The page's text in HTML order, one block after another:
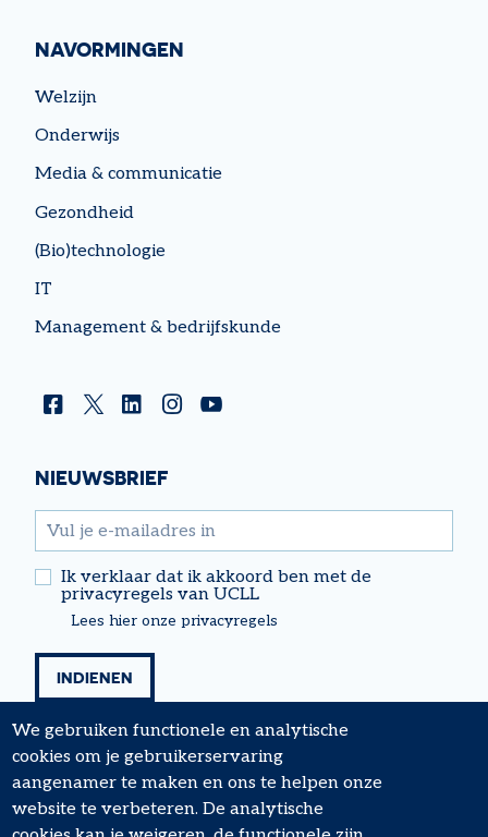
NAVORMINGEN
Welzijn
Onderwijs
Media & communicatie
Gezondheid
(Bio)technologie
IT
Management & bedrijfskunde
NIEUWSBRIEF
email
Ik verklaar dat ik akkoord ben met de
privacyregels van UCLL
Lees hier onze privacyregels
We gebruiken functionele en analytische
cookies om je gebruikerservaring
aangenamer te maken en ons te helpen onze
website te verbeteren. De analytische